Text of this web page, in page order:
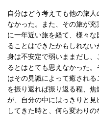
自分はどう考えても他の旅
なかった。また、その旅が
に一年近い旅を経て、様々
ることはできたかもしれな
身は不安定で弱いままだし
るとはとても思えなかった
はその見識によって癒され
を振り返れば振り返る程、
が、自分の中にはっきりと
してきた時と、何ら変わり